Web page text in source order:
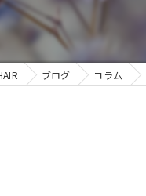
ブログ コラム